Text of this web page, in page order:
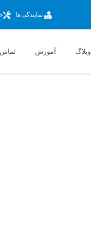
نمایندگی ها
وبلاگ آموزش تماس